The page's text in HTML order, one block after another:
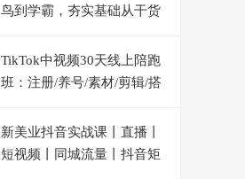
鸟到学霸，夯实基础从干货
课）
TikTok中视频30天线上陪跑
班：注册/养号/素材/剪辑/搭
新美业抖音实战课丨直播丨
短视频丨同城流量丨抖音矩